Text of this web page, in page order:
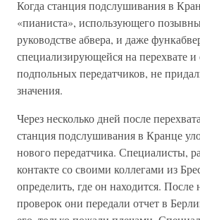
Когда станция подслушивания в
«пианиста», использующего
руководстве абвера, и даже
специализирующейся на перехвате
подпольных передатчиков, не
значения.
Через несколько дней после
станция подслушивания в Кранце
нового передатчика. Специалисты,
контакте со своими коллегами из
определить, где он находится. После
проверок они передали отчет в